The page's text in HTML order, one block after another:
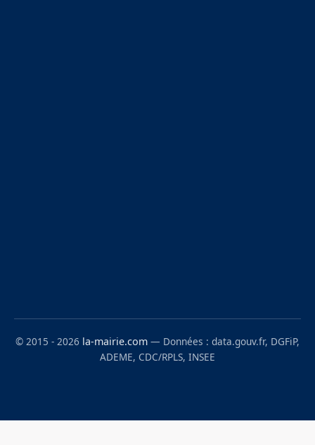
© 2015 - 2026 la-mairie.com — Données : data.gouv.fr, DGFiP,
ADEME, CDC/RPLS, INSEE